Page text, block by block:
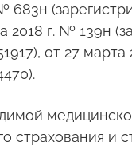
683н
г. № 139н
от 27 марта
страхования и